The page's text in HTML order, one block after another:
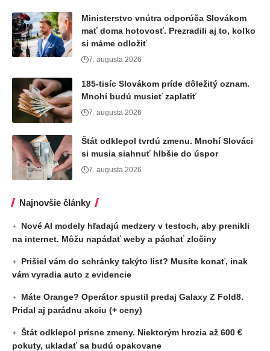
Ministerstvo vnútra odporúča Slovákom
mať doma hotovosť. Prezradili aj to, koľko
si máme odložiť
7. augusta 2026
185-tisíc Slovákom príde dôležitý oznam.
Mnohí budú musieť zaplatiť
7. augusta 2026
Štát odklepol tvrdú zmenu. Mnohí Slováci
si musia siahnuť hlbšie do úspor
7. augusta 2026
Najnovšie články
Nové AI modely hľadajú medzery v testoch, aby prenikli
na internet. Môžu napádať weby a páchať zločiny
Prišiel vám do schránky takýto list? Musíte konať, inak
vám vyradia auto z evidencie
Máte Orange? Operátor spustil predaj Galaxy Z Fold8.
Pridal aj parádnu akciu (+ ceny)
Štát odklepol prísne zmeny. Niektorým hrozia až 600 €
pokuty, ukladať sa budú opakovane